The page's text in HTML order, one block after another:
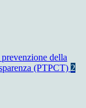
della
(PTPCT) 2